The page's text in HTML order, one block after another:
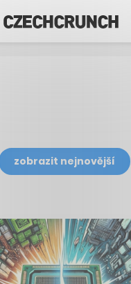
zobrazit nejnovější